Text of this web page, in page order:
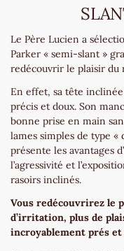
Le Père Lucien a
Parker « semi-slant »
redécouvrir le plaisir du
En effet, sa tête
précis et doux. Son
bonne prise en main
lames simples de type «
présente les avantages
l’agressivité et
rasoirs inclinés.
Vous redécouvrirez le
d’irritation, plus de
incroyablement prés